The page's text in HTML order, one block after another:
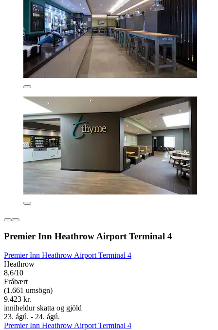
Premier Inn Heathrow Airport Terminal 4
Premier Inn Heathrow Airport Terminal 4
Heathrow
8,6/10
Frábært
(1.661 umsögn)
9.423 kr.
inniheldur skatta og gjöld
23. ágú. - 24. ágú.
Premier Inn Heathrow Airport Terminal 4